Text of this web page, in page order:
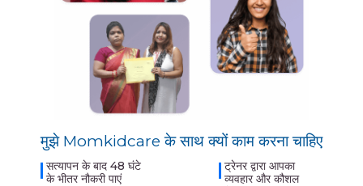
मुझे Momkidcare के साथ क्यों काम करना चाहिए
सत्यापन के बाद 48 घंटे
के भीतर नौकरी पाएं
ट्रेनर द्वारा आपका
व्यवहार और कौशल